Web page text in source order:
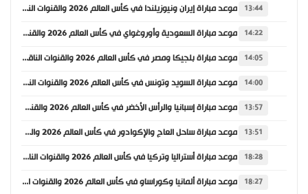
13:44 موعد مباراة إيران ونيوزيلندا في كأس العالم 2026 والقنوات الناقلة
14:22 موعد مباراة السعودية وأوروغواي في كأس العالم 2026 والقنوات الناقلة
14:05 موعد مباراة بلجيكا ومصر في كأس العالم 2026 والقنوات الناقلة
14:00 موعد مباراة السويد وتونس في كأس العالم 2026 والقنوات الناقلة
13:57 موعد مباراة إسبانيا والرأس الأخضر في كأس العالم 2026 والقنوات الناقلة
13:51 موعد مباراة ساحل العاج والإكوادور في كأس العالم 2026 والقنوات الناقلة
18:28 موعد مباراة أستراليا وتركيا في كأس العالم 2026 والقنوات الناقلة
18:27 موعد مباراة ألمانيا وكوراساو في كأس العالم 2026 والقنوات الناقلة